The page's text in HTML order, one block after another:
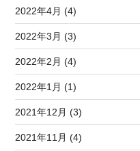
2022年4月 (4)
2022年3月 (3)
2022年2月 (4)
2022年1月 (1)
2021年12月 (3)
2021年11月 (4)